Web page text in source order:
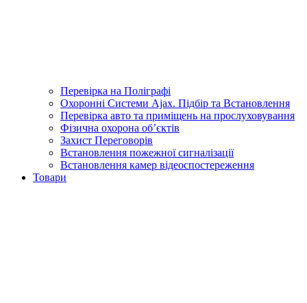
Перевірка на Поліграфі
Охоронні Системи Ajax. Підбір та Встановлення
Перевірка авто та приміщень на прослуховування
Фізична охорона об’єктів
Захист Переговорів
Встановлення пожежної сигналізації
Встановлення камер відеоспостереження
Товари